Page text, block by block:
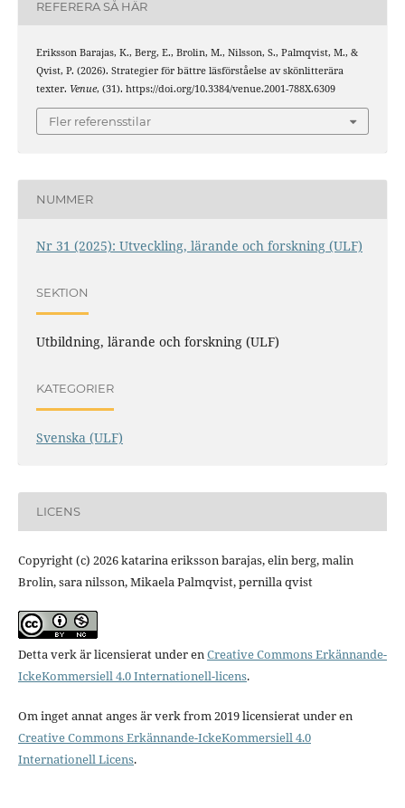
REFERERA SÅ HÄR
Eriksson Barajas, K., Berg, E., Brolin, M., Nilsson, S., Palmqvist, M., &
Qvist, P. (2026). Strategier för bättre läsförståelse av skönlitterära
texter. Venue, (31). https://doi.org/10.3384/venue.2001-788X.6309
Fler referensstilar
NUMMER
Nr 31 (2025): Utveckling, lärande och forskning (ULF)
SEKTION
Utbildning, lärande och forskning (ULF)
KATEGORIER
Svenska (ULF)
LICENS
Copyright (c) 2026 katarina eriksson barajas, elin berg, malin
Brolin, sara nilsson, Mikaela Palmqvist, pernilla qvist
Detta verk är licensierat under enCreative Commons Erkännande-
IckeKommersiell 4.0 Internationell-licens.
Om inget annat anges är verk from 2019 licensierat under en
Creative Commons Erkännande-IckeKommersiell 4.0
Internationell Licens.